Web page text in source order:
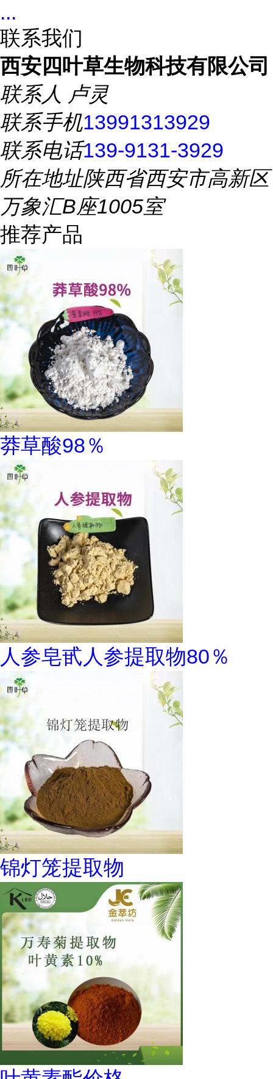
...
联系我们
西安四叶草生物科技有限公司
联系人 卢灵
联系手机13991313929
联系电话139-9131-3929
所在地址陕西省西安市高新区
万象汇B座1005室
推荐产品
莽草酸98％
人参皂甙人参提取物80％
锦灯笼提取物